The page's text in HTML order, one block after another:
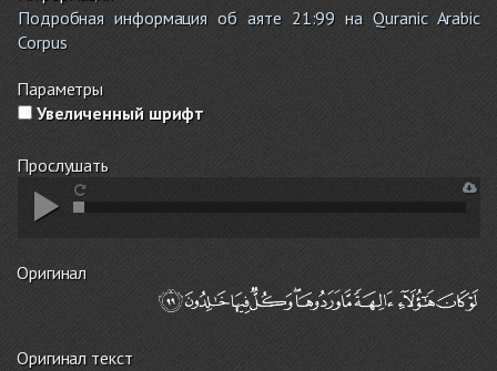
Подробная информация об аяте 21:99 на Quranic Arabic
Corpus
Параметры
Увеличенный шрифт
Прослушать
Оригинал
Оригинал текст